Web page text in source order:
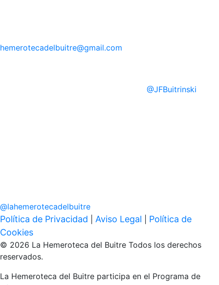
hemerotecadelbuitre@gmail.com
@JFBuitrinski
@lahemerotecadelbuitre
Política de Privacidad Aviso Legal
Política de
Cookies
© 2026 La Hemeroteca del Buitre Todos los derechos
reservados.
La Hemeroteca del Buitre participa en el Programa de